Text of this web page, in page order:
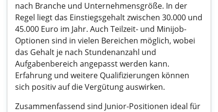
nach Branche und Unternehmensgröße. In der
Regel liegt das Einstiegsgehalt zwischen 30.000 und
45.000 Euro im Jahr. Auch Teilzeit- und Minijob-
Optionen sind in vielen Bereichen möglich, wobei
das Gehalt je nach Stundenanzahl und
Aufgabenbereich angepasst werden kann.
Erfahrung und weitere Qualifizierungen können
sich positiv auf die Vergütung auswirken.
Zusammenfassend sind Junior-Positionen ideal für